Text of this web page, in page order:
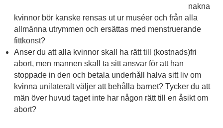
nakna
kvinnor bör kanske rensas ut ur muséer och från alla
allmänna utrymmen och ersättas med menstruerande
fittkonst?
Anser du att alla kvinnor skall ha rätt till (kostnads)fri
abort, men mannen skall ta sitt ansvar för att han
stoppade in den och betala underhåll halva sitt liv om
kvinna unilateralt väljer att behålla barnet? Tycker du att
män över huvud taget inte har någon rätt till en åsikt om
abort?